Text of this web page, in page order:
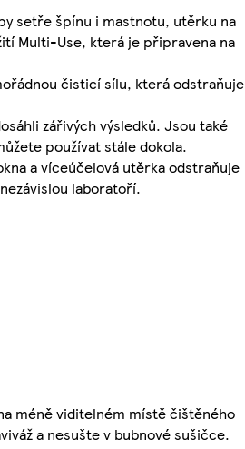
setře špínu i mastnotu, utěrku na
Multi-Use, která je připravena na
čisticí sílu, která odstraňuje
zářivých výsledků. Jsou také
používat stále dokola.
a víceúčelová utěrka odstraňuje
laboratoří.
méně viditelném místě čištěného
a nesušte v bubnové sušičce.